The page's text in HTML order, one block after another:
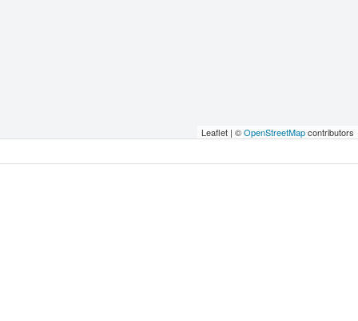
Leaflet | ©OpenStreetMapcontributors